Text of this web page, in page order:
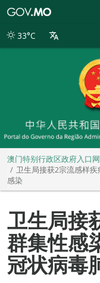
别
33°C
澳门特别行政区政府入口
卫生局接获2宗流感样
感染
卫生局接
群集性感
冠状病毒